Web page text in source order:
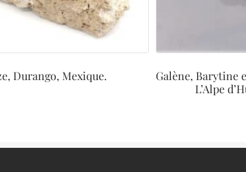
Durango, Mexique.
Galène, Barytine
L’Alpe